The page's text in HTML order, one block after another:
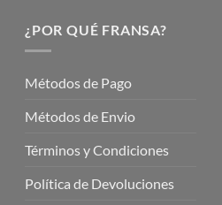
¿POR QUÉ FRANSA?
Métodos de Pago
Métodos de Envio
Términos y Condiciones
Política de Devoluciones